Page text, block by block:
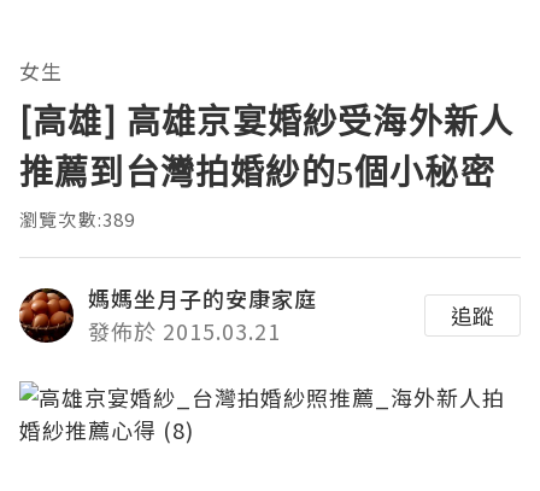
女生
[高雄] 高雄京宴婚紗受海外新人
推薦到台灣拍婚紗的5個小秘密
瀏覽次數:389
媽媽坐月子的安康家庭
發佈於 2015.03.21
追蹤